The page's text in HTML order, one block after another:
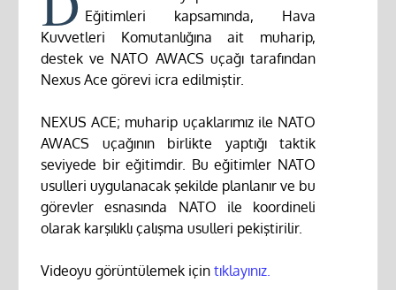
Eğitimleri kapsamında, Hava
Kuvvetleri Komutanlığına ait muharip,
destek ve NATO AWACS uçağı tarafından
Nexus Ace görevi icra edilmiştir.
NEXUS ACE; muharip uçaklarımız ile NATO
AWACS uçağının birlikte yaptığı taktik
seviyede bir eğitimdir. Bu eğitimler NATO
usulleri uygulanacak şekilde planlanır ve bu
görevler esnasında NATO ile koordineli
olarak karşılıklı çalışma usulleri pekiştirilir.
Videoyu görüntülemek için tıklayınız.